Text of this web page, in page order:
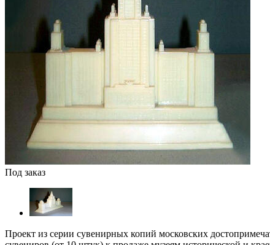
Под заказ
Проект из серии сувенирных копий московских